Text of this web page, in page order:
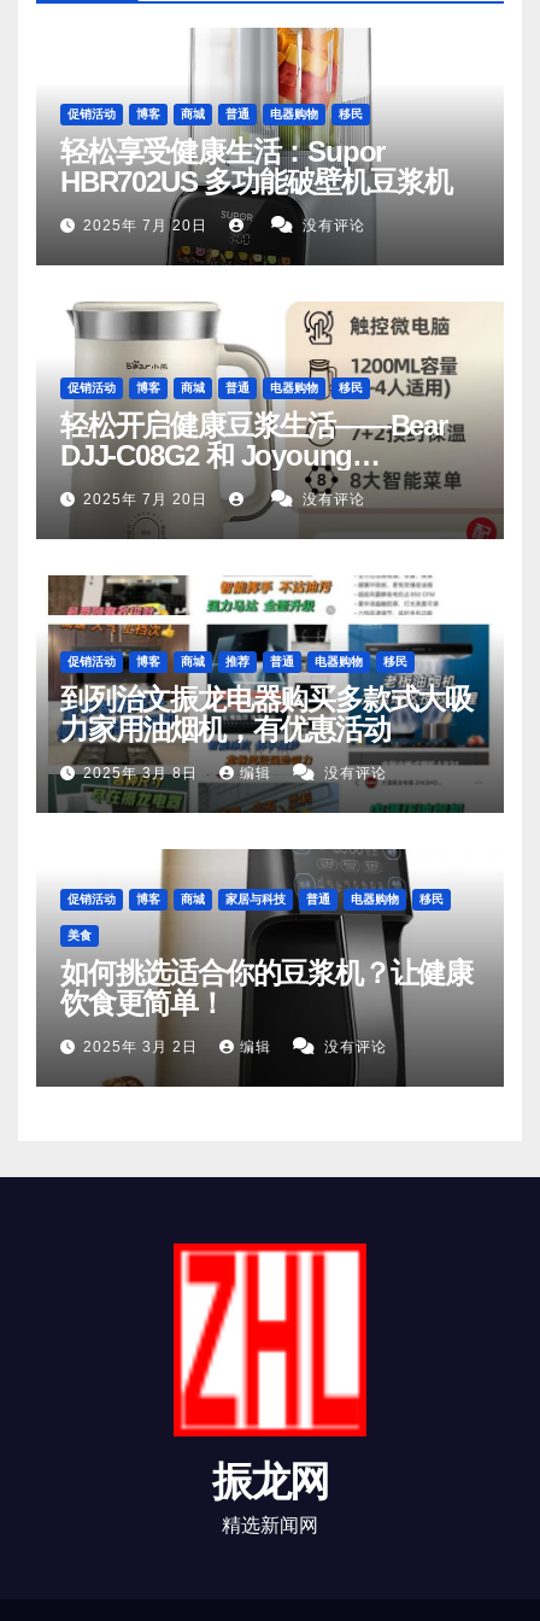
促销活动 博客 商城 普通 电器购物 移民
轻松享受健康生活：Supor
HBR702US 多功能破壁机豆浆机
2025年 7月 20日 没有评论
促销活动 博客 商城 普通 电器购物 移民
轻松开启健康豆浆生活——Bear
DJJ‑C08G2 和 Joyoung
DJ06M‑D53，你值得拥有
2025年 7月 20日 没有评论
促销活动 博客 商城 推荐 普通 电器购物 移民
到列治文振龙电器购买多款式大吸
力家用油烟机，有优惠活动
2025年 3月 8日 编辑 没有评论
促销活动 博客 商城 家居与科技 普通 电器购物 移民
美食
如何挑选适合你的豆浆机？让健康
饮食更简单！
2025年 3月 2日 编辑 没有评论
振龙网
精选新闻网